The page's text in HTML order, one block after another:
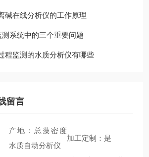
碱在线分析仪的工作原理
系统中的三个重要问题
程监测的水质分析仪有哪些
留言
产地：总藻密度
水质自动分析仪
加工定制：是